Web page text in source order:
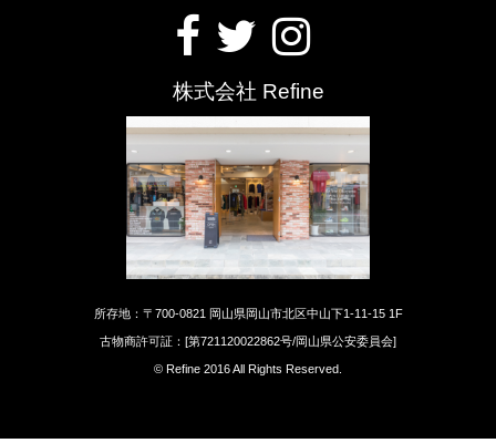
株式会社 Refine
所存地：〒700-0821 岡山県岡山市北区中山下1-11-15 1F
古物商許可証：[第721120022862号/岡山県公安委員会]
© Refine 2016 All Rights Reserved.